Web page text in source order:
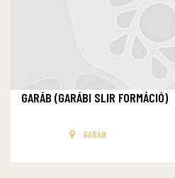
GARÁB (GARÁBI SLIR FORMÁCIÓ)
GARÁB